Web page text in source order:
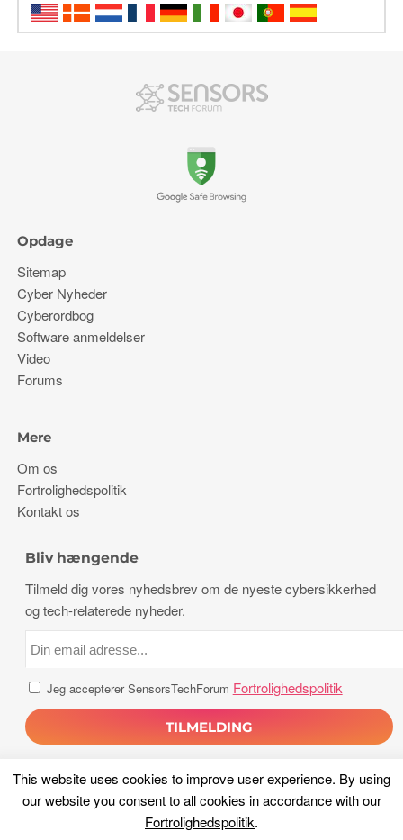
This website uses cookies to improve user experience. By using
our website you consent to all cookies in accordance with our
Fortrolighedspolitik.
Opdage
Sitemap
Cyber ​​Nyheder
Cyberordbog
Software anmeldelser
Video
Forums
Mere
Om os
Fortrolighedspolitik
Kontakt os
Bliv hængende
Tilmeld dig vores nyhedsbrev om de nyeste cybersikkerhed
og tech-relaterede nyheder.
Jeg accepterer SensorsTechForum Fortrolighedspolitik